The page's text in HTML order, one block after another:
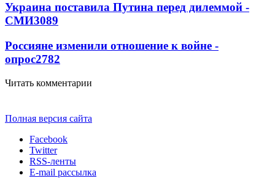
Украина поставила Путина перед дилеммой -
СМИ3089
Россияне изменили отношение к войне -
опрос2782
Читать комментарии
Полная версия сайта
Facebook
Twitter
RSS-ленты
E-mail рассылка